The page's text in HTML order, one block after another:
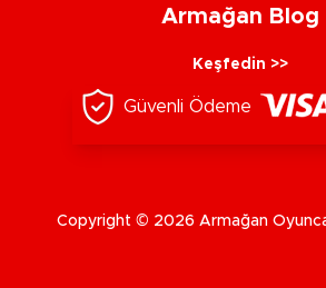
Armağan Blog
Keşfedin >>
Güvenli Ödeme
Copyright © 2026 Armağan